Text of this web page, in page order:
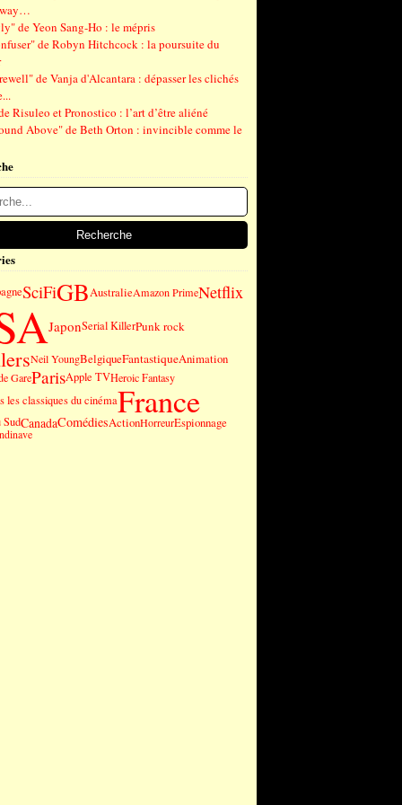
de Yeon Sang-Ho : le mépris
de Robyn Hitchcock : la poursuite du
de Vanja d'Alcantara : dépasser les clichés
Risuleo et Pronostico : l’art d’être aliéné
Above" de Beth Orton : invincible comme le
SciFiGBAustralieAmazon PrimeNetflix
JaponSerial KillerPunk rock
Neil YoungBelgiqueFantastiqueAnimation
GareParisApple TVHeroic Fantasy
les classiques du cinémaFrance
SudCanadaComédiesActionHorreurEspionnage